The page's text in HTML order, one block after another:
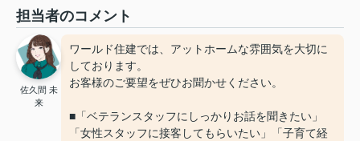
担当者のコメント
佐久間 未
来
ワールド住建では、アットホームな雰囲気を大切に
しております。
お客様のご要望をぜひお聞かせください。
■「ベテランスタッフにしっかりお話を聞きたい」
「女性スタッフに接客してもらいたい」「子育て経